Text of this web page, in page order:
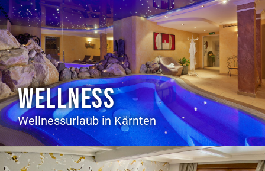
WELLNESS
Wellnessurlaub in Kärnten